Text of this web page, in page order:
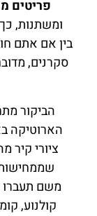
פריטים
ומשתנות,
בין אם אתם
סקרנים,
הביקור
הארוטיקה
ציורי קיר
משם תעברו
קולנוע,